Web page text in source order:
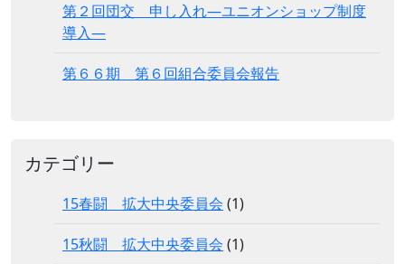
第２回団交 申し入れ―ユニオンショップ制度
導入―
第６６期 第６回組合委員会報告
カテゴリー
15春闘 拡大中央委員会 (1)
15秋闘 拡大中央委員会 (1)